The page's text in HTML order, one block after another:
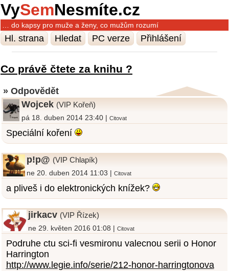
VySemNesmíte.cz
… do kapsy pro muže a ženy, co mužům rozumí
Hl. strana Hledat PC verze Přihlášení
Co právě čtete za knihu ?
» Odpovědět
Wojcek (VIP Kořeň)
pá 18. duben 2014 23:40 | Citovat
Speciální koření
p!p@ (VIP Chlapík)
ne 20. duben 2014 11:03 |Citovat
a pliveš i do elektronických knížek?
jirkacv (VIP Řízek)
ne 29. květen 2016 01:08 |Citovat
Podruhe ctu sci-fi vesmironu valecnou serii o Honor
Harrington
http://www.legie.info/serie/212-honor-harringtonova